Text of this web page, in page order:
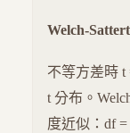
Welch-
不等方差時 t
t 分布。
度近似：df =